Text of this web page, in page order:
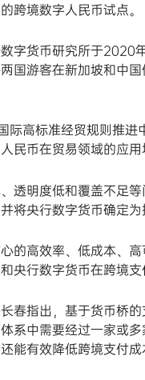
跨境数字人民币试点。
货币研究所于2020
国游客在新加坡和中
高标准经贸规则推进
民币在贸易领域的应用
明度低和覆盖不足
将央行数字货币确定为
高效率、低成本、高
央行数字货币在跨境支
指出，基于货币桥的
系中需要经过一家或
能有效降低跨境支付